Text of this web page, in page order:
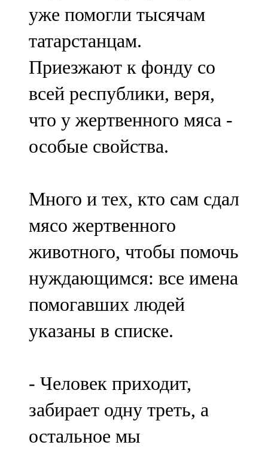
уже помогли тысячам
татарстанцам.
Приезжают к фонду со
всей республики, веря,
что у жертвенного мяса -
особые свойства.
Много и тех, кто сам сдал
мясо жертвенного
животного, чтобы помочь
нуждающимся: все имена
помогавших людей
указаны в списке.
- Человек приходит,
забирает одну треть, а
остальное мы